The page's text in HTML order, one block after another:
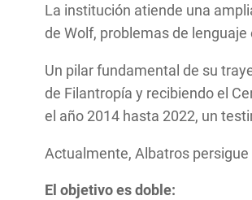
La institución atiende una
de Wolf, problemas de
Un pilar fundamental de su
de Filantropía y recibiendo el
el año 2014 hasta 2022, un
Actualmente, Albatros
El objetivo es doble: